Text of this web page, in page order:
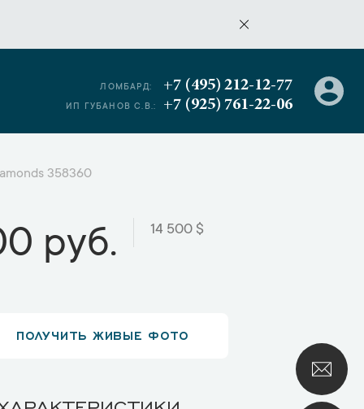
ЛОМБАРД: +7 (495) 212-12-77
ИП ГУБАНОВ С.В.: +7 (925) 761-22-06
358360
руб. 14 500 $
ПОЛУЧИТЬ ЖИВЫЕ ФОТО